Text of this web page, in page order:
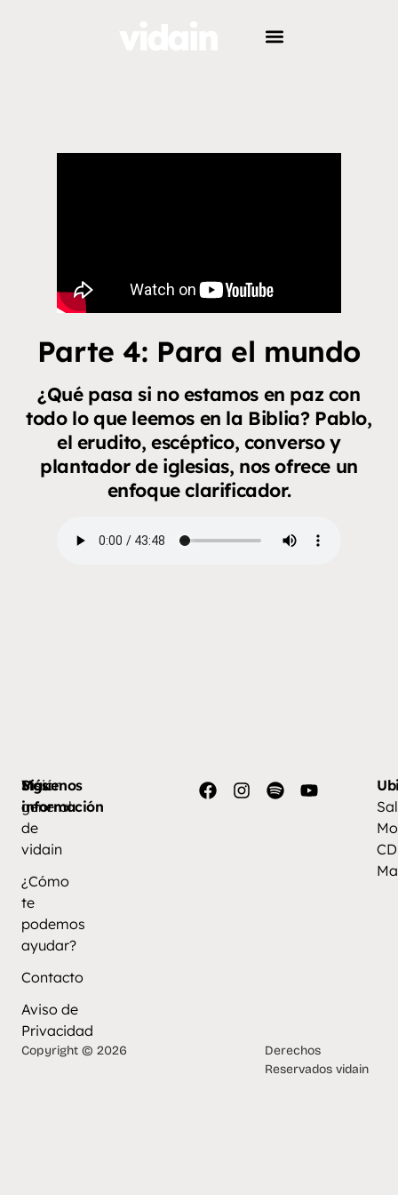
Parte 4: Para el mundo
¿Qué pasa si no estamos en paz con
todo lo que leemos en la Biblia? Pablo,
el erudito, escéptico, converso y
plantador de iglesias, nos ofrece un
enfoque clarificador.
Más
información
Visión
general
de
vidain
¿Cómo
te
podemos
ayudar?
Contacto
Aviso de
Privacidad
Síguenos
Copyright © 2026
Derechos
Reservados vidain